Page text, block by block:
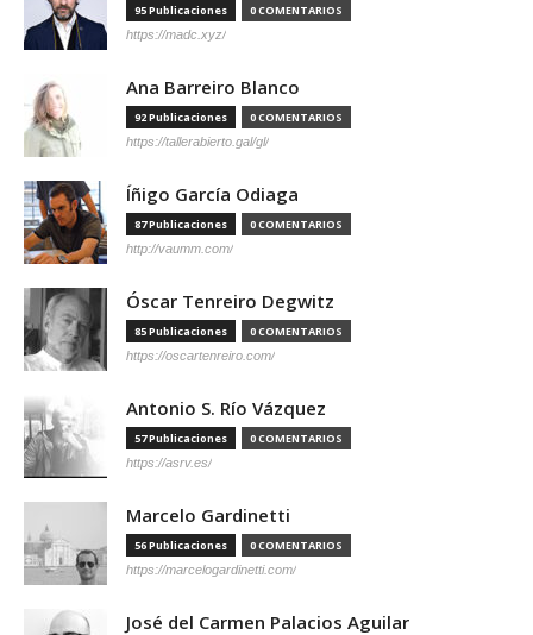
95 Publicaciones 0 COMENTARIOS
https://madc.xyz/
Ana Barreiro Blanco
92 Publicaciones 0 COMENTARIOS
https://tallerabierto.gal/gl/
Íñigo García Odiaga
87 Publicaciones 0 COMENTARIOS
http://vaumm.com/
Óscar Tenreiro Degwitz
85 Publicaciones 0 COMENTARIOS
https://oscartenreiro.com/
Antonio S. Río Vázquez
57 Publicaciones 0 COMENTARIOS
https://asrv.es/
Marcelo Gardinetti
56 Publicaciones 0 COMENTARIOS
https://marcelogardinetti.com/
José del Carmen Palacios Aguilar